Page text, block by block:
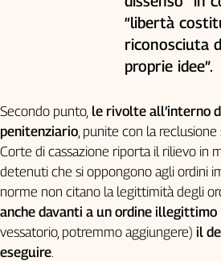
“libertà
riconosciuta
proprie idee”.
Secondo punto, le rivolte all’interno
penitenziario , punite con la
Corte di cassazione riporta il rilievo in
detenuti che si oppongono agli ordini
norme non citano la legittimità degli
anche davanti a un ordine illegittimo
vessatorio, potremmo aggiungere) il
eseguire.